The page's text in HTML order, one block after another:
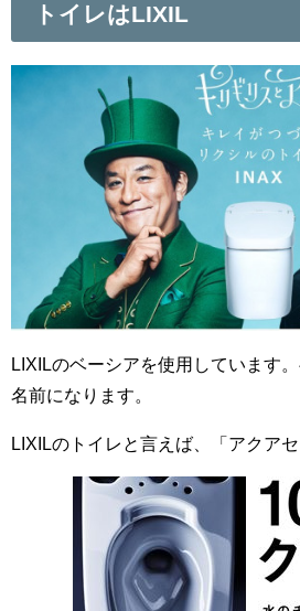
トイレはLIXIL
LIXILのベーシアを使用しています
名前になります。
LIXILのトイレと言えば、「アクア